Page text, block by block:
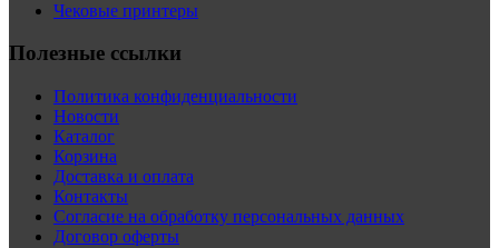
Чековые принтеры
Полезные ссылки
Политика конфиденциальности
Новости
Каталог
Корзина
Доставка и оплата
Контакты
Согласие на обработку персональных данных
Договор оферты